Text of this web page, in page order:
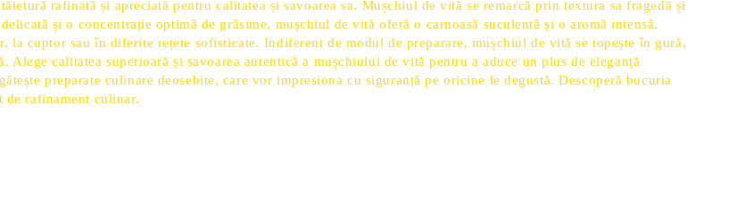
rafinată și apreciată pentru calitatea și savoarea sa. Mușchiul de vită se remarcă prin textura sa fragedă și
și o concentrație optimă de grăsime, mușchiul de vită oferă o carnoasă suculentă și o aromă intensă.
la cuptor sau în diferite rețete sofisticate. Indiferent de modul de preparare, mușchiul de vită se topește în gură,
calitatea superioară și savoarea autentică a mușchiului de vită pentru a aduce un plus de eleganță
preparate culinare deosebite, care vor impresiona cu siguranță pe oricine le degustă. Descoperă bucuria
de rafinament culinar.